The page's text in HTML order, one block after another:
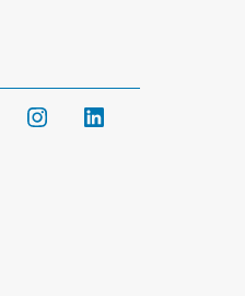
YouTube Instagram